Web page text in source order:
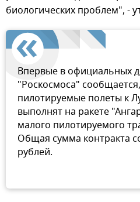
биологических проблем", -
Впервые в официальных
"Роскосмоса"
пилотируемые полеты к
выполнят на ракете
малого пилотируемого
Общая сумма контракта
рублей.